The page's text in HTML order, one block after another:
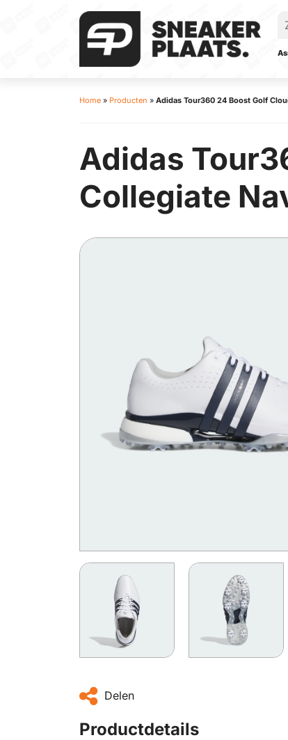
Home » Producten » Adidas Tour360 24 Boost Golf
Adidas
Collegiate
Delen
Productdetails